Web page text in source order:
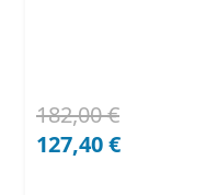
182,00€
O
preço
127,40€
O
preço